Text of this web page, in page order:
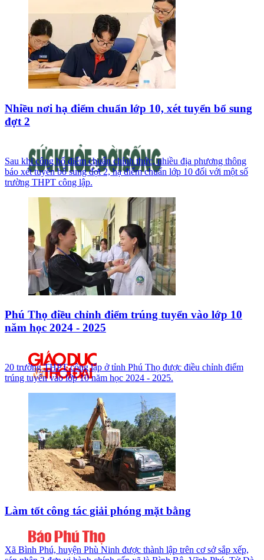
Nhiều nơi hạ điểm chuẩn lớp 10, xét tuyển bổ sung
đợt 2
Sau khi công bố điểm chuẩn chính thức, nhiều địa phương thông
báo xét tuyển bổ sung đợt 2, hạ điểm chuẩn lớp 10 đối với một số
trường THPT công lập.
Phú Thọ điều chỉnh điểm trúng tuyển vào lớp 10
năm học 2024 - 2025
20 trường THPT công lập ở tỉnh Phú Thọ được điều chỉnh điểm
trúng tuyển vào lớp 10 năm học 2024 - 2025.
Làm tốt công tác giải phóng mặt bằng
Xã Bình Phú, huyện Phù Ninh được thành lập trên cơ sở sắp xếp,